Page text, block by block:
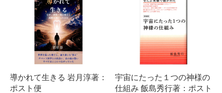
導かれて生きる 岩月淳著：
ポスト便
宇宙にたった１つの神様の
仕組み 飯島秀行著：ポスト